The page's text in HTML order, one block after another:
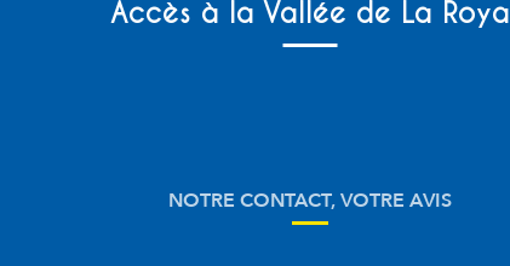
Accès à la Vallée de La Roya
NOTRE CONTACT, VOTRE AVIS